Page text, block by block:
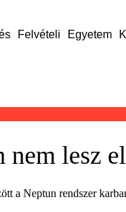
Felvételi Egyetem
nem lesz
a Neptun rendszer